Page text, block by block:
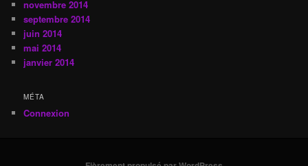
novembre 2014
septembre 2014
juin 2014
mai 2014
janvier 2014
MÉTA
Connexion